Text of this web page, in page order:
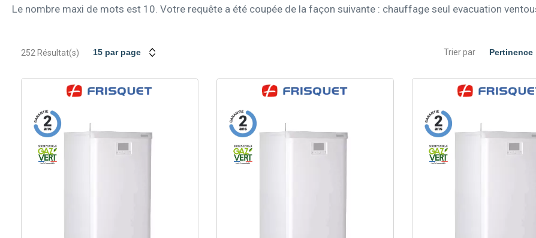
Nos Pompes à chaleur
Pompe à chaleur fluide frigorigène R32
Voir toutes les pompe à chaleur
Pourquoi faire installer sa pompe à
chaleur par mon chauffagiste privé ?
Nos marques
Saunier Duval
Viessmann
Le nombre maxi de mots est 10. Votre requête a été coupée de la façon suivante : chauffage seul evacuation
252 Résultat(s) Trier par